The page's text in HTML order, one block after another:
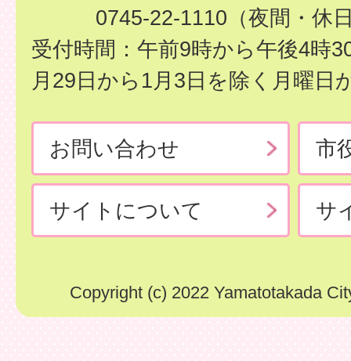
0745-22-1110（夜間・休
受付時間：午前9時から午後4時
月29日から1月3日を除く月曜日
お問い合わせ 市
サイトについて サ
Copyright (c) 2022 Yamatotakada